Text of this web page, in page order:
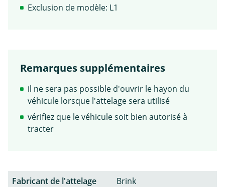
Exclusion de modèle: L1
Remarques supplémentaires
il ne sera pas possible d'ouvrir le hayon du
véhicule lorsque l'attelage sera utilisé
vérifiez que le véhicule soit bien autorisé à
tracter
Fabricant de l'attelage
Brink